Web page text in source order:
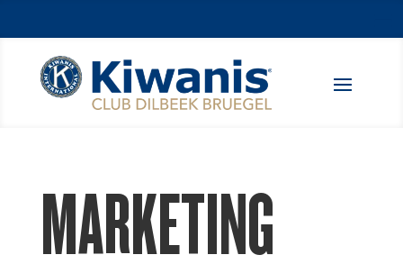
MARKETING